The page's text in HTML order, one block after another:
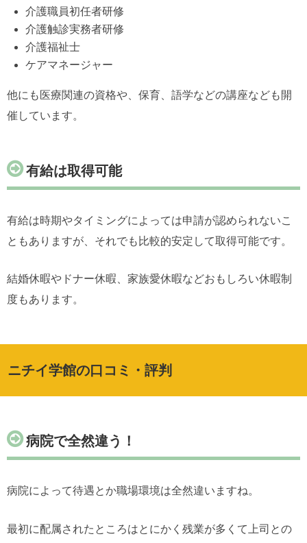
介護職員初任者研修
介護触診実務者研修
介護福祉士
ケアマネージャー
他にも医療関連の資格や、保育、語学などの講座なども開
催しています。
有給は取得可能
有給は時期やタイミングによっては申請が認められないこ
ともありますが、それでも比較的安定して取得可能です。
結婚休暇やドナー休暇、家族愛休暇などおもしろい休暇制
度もあります。
ニチイ学館の口コミ・評判
病院で全然違う！
病院によって待遇とか職場環境は全然違いますね。
最初に配属されたところはとにかく残業が多くて上司との